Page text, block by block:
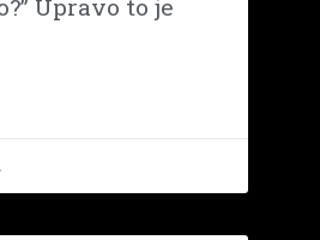
Upravo to je